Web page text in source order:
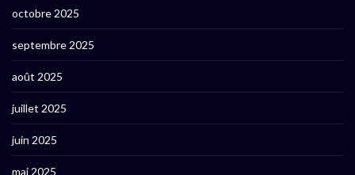
octobre 2025
septembre 2025
août 2025
juillet 2025
juin 2025
mai 2025